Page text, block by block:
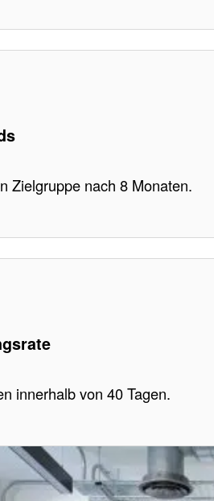
Zielgruppe nach 8 Monaten.
innerhalb von 40 Tagen.